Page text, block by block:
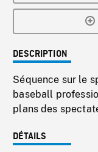
DESCRIPTION
Séquence sur le
baseball
plans des
DÉTAILS